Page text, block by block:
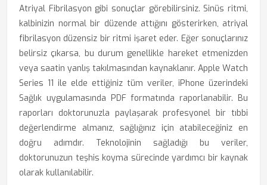
Atriyal Fibrilasyon gibi sonuçlar görebilirsiniz. Sinüs ritmi,
kalbinizin normal bir düzende attığını gösterirken, atriyal
fibrilasyon düzensiz bir ritmi işaret eder. Eğer sonuçlarınız
belirsiz çıkarsa, bu durum genellikle hareket etmenizden
veya saatin yanlış takılmasından kaynaklanır. Apple Watch
Series 11 ile elde ettiğiniz tüm veriler, iPhone üzerindeki
Sağlık uygulamasında PDF formatında raporlanabilir. Bu
raporları doktorunuzla paylaşarak profesyonel bir tıbbi
değerlendirme almanız, sağlığınız için atabileceğiniz en
doğru adımdır. Teknolojinin sağladığı bu veriler,
doktorunuzun teşhis koyma sürecinde yardımcı bir kaynak
olarak kullanılabilir.